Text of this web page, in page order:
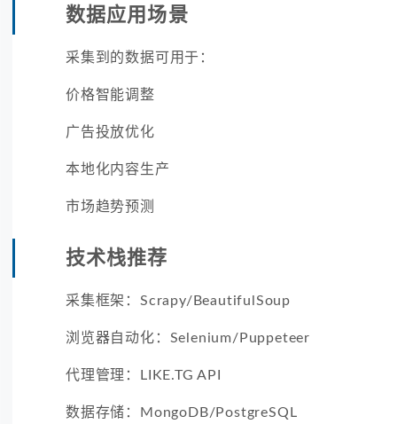
数据应用场景
采集到的数据可用于：
价格智能调整
广告投放优化
本地化内容生产
市场趋势预测
技术栈推荐
采集框架：Scrapy/BeautifulSoup
浏览器自动化：Selenium/Puppeteer
代理管理：LIKE.TG API
数据存储：MongoDB/PostgreSQL